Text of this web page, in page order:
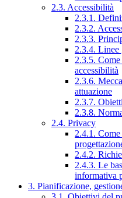
2.3. Accessibilità
2.3.1.
2.3.2.
2.3.3.
2.3.4. Linee
2.3.5.
accessibilità
2.3.6.
attuazione
2.3.7.
2.3.8.
2.4. Privacy
2.4.1.
2.4.2.
2.4.3. Le
informativa
3. Pianificazione,